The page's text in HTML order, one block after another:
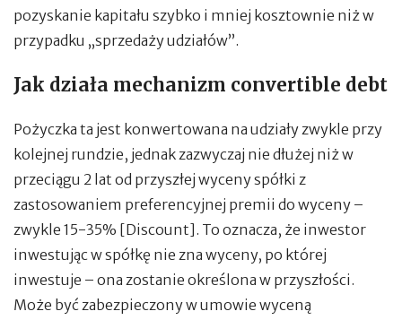
pozyskanie kapitału szybko i mniej kosztownie niż w
przypadku „sprzedaży udziałów”.
Jak działa mechanizm convertible debt
Pożyczka ta jest konwertowana na udziały zwykle przy
kolejnej rundzie, jednak zazwyczaj nie dłużej niż w
przeciągu 2 lat od przyszłej wyceny spółki z
zastosowaniem preferencyjnej premii do wyceny –
zwykle 15-35% [Discount]. To oznacza, że inwestor
inwestując w spółkę nie zna wyceny, po której
inwestuje – ona zostanie określona w przyszłości.
Może być zabezpieczony w umowie wyceną